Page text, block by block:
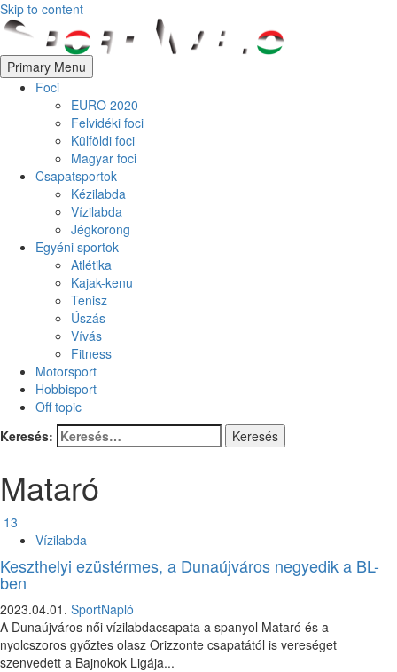
Skip to content
Primary Menu
Foci
EURO 2020
Felvidéki foci
Külföldi foci
Magyar foci
Csapatsportok
Kézilabda
Vízilabda
Jégkorong
Egyéni sportok
Atlétika
Kajak-kenu
Tenisz
Úszás
Vívás
Fitness
Motorsport
Hobbisport
Off topic
Keresés:
Mataró
13
Vízilabda
Keszthelyi ezüstérmes, a Dunaújváros negyedik a BL-
ben
2023.04.01. SportNapló
A Dunaújváros női vízilabdacsapata a spanyol Mataró és a
nyolcszoros győztes olasz Orizzonte csapatától is vereséget
szenvedett a Bajnokok Ligája...